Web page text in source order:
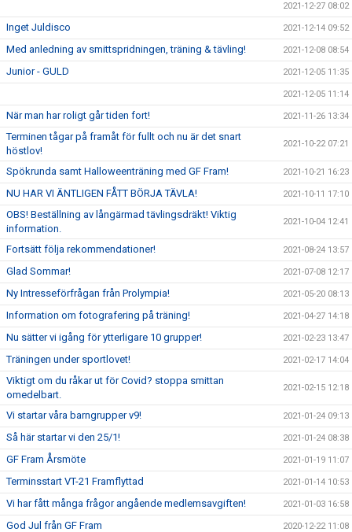
2021-12-27 08:02
Inget Juldisco 2021-12-14 09:52
Med anledning av smittspridningen, träning & tävling! 2021-12-08 08:54
Junior - GULD 2021-12-05 11:35
2021-12-05 11:14
När man har roligt går tiden fort! 2021-11-26 13:34
Terminen tågar på framåt för fullt och nu är det snart
höstlov!
2021-10-22 07:21
Spökrunda samt Halloweenträning med GF Fram! 2021-10-21 16:23
NU HAR VI ÄNTLIGEN FÅTT BÖRJA TÄVLA! 2021-10-11 17:10
OBS! Beställning av långärmad tävlingsdräkt! Viktig
information.
2021-10-04 12:41
Fortsätt följa rekommendationer! 2021-08-24 13:57
Glad Sommar! 2021-07-08 12:17
Ny Intresseförfrågan från Prolympia! 2021-05-20 08:13
Information om fotografering på träning! 2021-04-27 14:18
Nu sätter vi igång för ytterligare 10 grupper! 2021-02-23 13:47
Träningen under sportlovet! 2021-02-17 14:04
Viktigt om du råkar ut för Covid? stoppa smittan
omedelbart.
2021-02-15 12:18
Vi startar våra barngrupper v9! 2021-01-24 09:13
Så här startar vi den 25/1! 2021-01-24 08:38
GF Fram Årsmöte 2021-01-19 11:07
Terminsstart VT-21 Framflyttad 2021-01-14 10:53
Vi har fått många frågor angående medlemsavgiften! 2021-01-03 16:58
God Jul från GF Fram 2020-12-22 11:08